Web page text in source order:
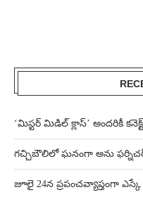
‘మిస్టర్ మిడిల్ క్లాస్’ అందరికీ
గచ్చిబౌలిలో ఘనంగా అను ఫర్నిచర్
జూలై 24న ప్రపంచవ్యాప్తంగా